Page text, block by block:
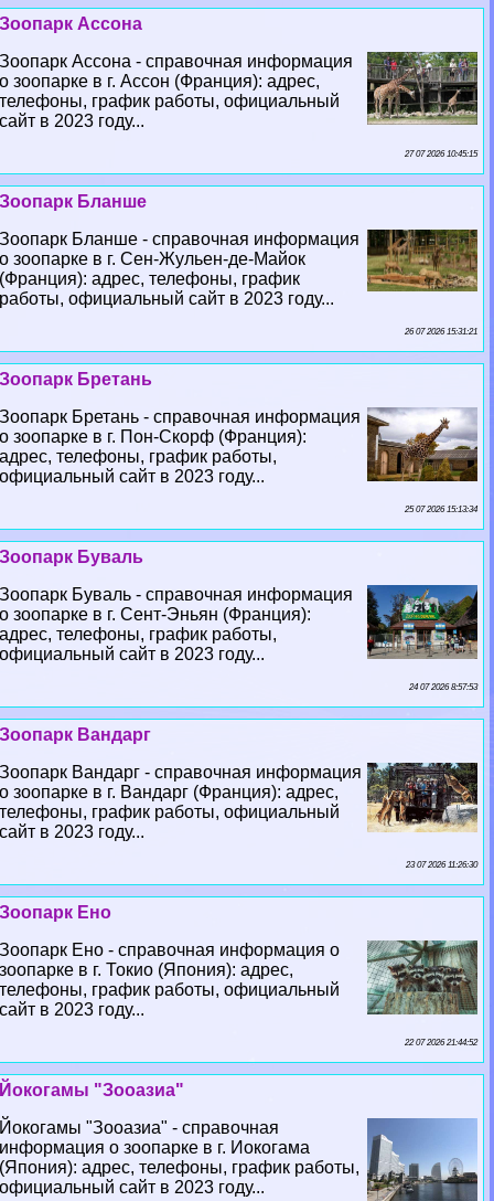
Зоопарк Ассона
Зоопарк Ассона - справочная информация
о зоопарке в г. Ассон (Франция): адрес,
телефоны, график работы, официальный
сайт в 2023 году...
27 07 2026 10:45:15
Зоопарк Бланше
Зоопарк Бланше - справочная информация
о зоопарке в г. Сен-Жульен-де-Майок
(Франция): адрес, телефоны, график
работы, официальный сайт в 2023 году...
26 07 2026 15:31:21
Зоопарк Бретань
Зоопарк Бретань - справочная информация
о зоопарке в г. Пон-Скорф (Франция):
адрес, телефоны, график работы,
официальный сайт в 2023 году...
25 07 2026 15:13:34
Зоопарк Буваль
Зоопарк Буваль - справочная информация
о зоопарке в г. Сент-Эньян (Франция):
адрес, телефоны, график работы,
официальный сайт в 2023 году...
24 07 2026 8:57:53
Зоопарк Вандарг
Зоопарк Вандарг - справочная информация
о зоопарке в г. Вандарг (Франция): адрес,
телефоны, график работы, официальный
сайт в 2023 году...
23 07 2026 11:26:30
Зоопарк Ено
Зоопарк Ено - справочная информация о
зоопарке в г. Токио (Япония): адрес,
телефоны, график работы, официальный
сайт в 2023 году...
22 07 2026 21:44:52
Йокогамы "Зооазиа"
Йокогамы "Зооазиа" - справочная
информация о зоопарке в г. Иокогама
(Япония): адрес, телефоны, график работы,
официальный сайт в 2023 году...